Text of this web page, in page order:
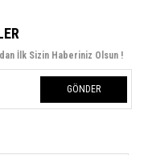
İlk Sizin Haberiniz Olsun !
GÖNDER